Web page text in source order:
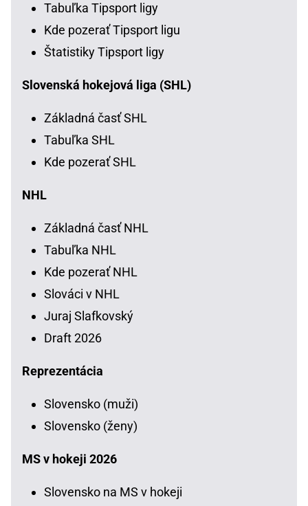
Tabuľka Tipsport ligy
Kde pozerať Tipsport ligu
Štatistiky Tipsport ligy
Slovenská hokejová liga (SHL)
Základná časť SHL
Tabuľka SHL
Kde pozerať SHL
NHL
Základná časť NHL
Tabuľka NHL
Kde pozerať NHL
Slováci v NHL
Juraj Slafkovský
Draft 2026
Reprezentácia
Slovensko (muži)
Slovensko (ženy)
MS v hokeji 2026
Slovensko na MS v hokeji